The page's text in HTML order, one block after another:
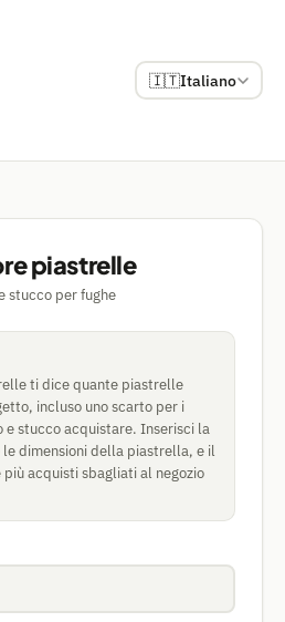
🇮🇹Italiano
piastrelle
stucco per fughe
ti dice quante piastrelle
incluso uno scarto per i
e stucco acquistare. Inserisci la
dimensioni della piastrella, e il
acquisti sbagliati al negozio